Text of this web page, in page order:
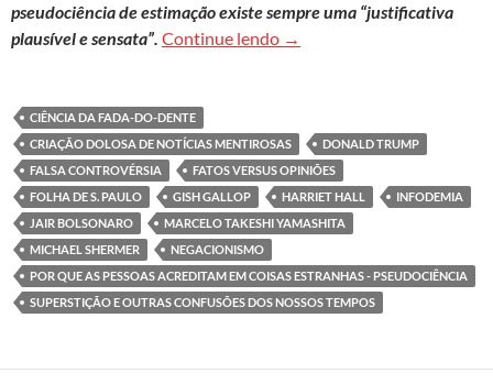
pseudociência de estimação existe sempre uma “justificativa
plausível e sensata”. Continue lendo Fake news e a introdução
→
CIÊNCIA DA FADA-DO-DENTE
CRIAÇÃO DOLOSA DE NOTÍCIAS MENTIROSAS
DONALD TRUMP
FALSA CONTROVÉRSIA
FATOS VERSUS OPINIÕES
FOLHA DE S. PAULO
GISH GALLOP HARRIET HALL
INFODEMIA
JAIR BOLSONARO
MARCELO TAKESHI YAMASHITA
MICHAEL SHERMER
NEGACIONISMO
POR QUE AS PESSOAS ACREDITAM EM COISAS ESTRANHAS - PSEUDOCIÊNCIA
SUPERSTIÇÃO E OUTRAS CONFUSÕES DOS NOSSOS TEMPOS